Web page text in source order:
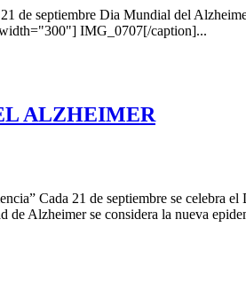
21 de septiembre Dia Mundial del
IMG_0707[/caption]...
ALZHEIMER
Cada 21 de septiembre se
de Alzheimer se considera la nueva